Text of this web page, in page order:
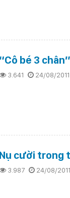
“Cô bé 3
3.641 24/08/2011
Nụ cười trong
3.987 24/08/2011